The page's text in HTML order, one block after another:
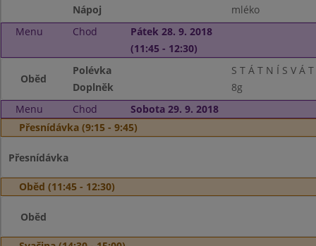
Nápoj
mléko
Menu
Chod
Pátek 28. 9. 2018
(11:45 - 12:30)
Oběd
Polévka
S T Á T N Í S V Á T
Doplněk
8g
Menu
Chod
Sobota 29. 9. 2018
Přesnídávka (9:15 - 9:45)
Přesnídávka
Oběd (11:45 - 12:30)
Oběd